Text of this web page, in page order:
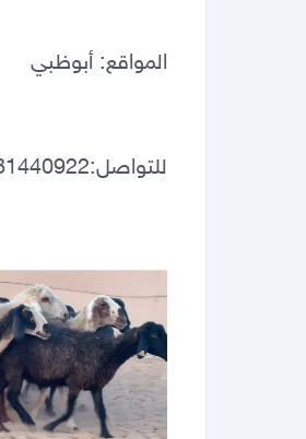
المواقع: أبوظبي
للتواصل:0581440922